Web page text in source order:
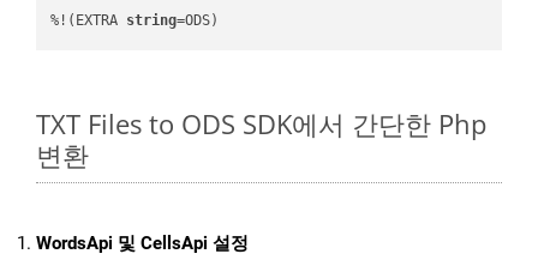
%!(EXTRA string=ODS)
TXT Files to ODS SDK에서 간단한 Php
변환
WordsApi 및 CellsApi 설정